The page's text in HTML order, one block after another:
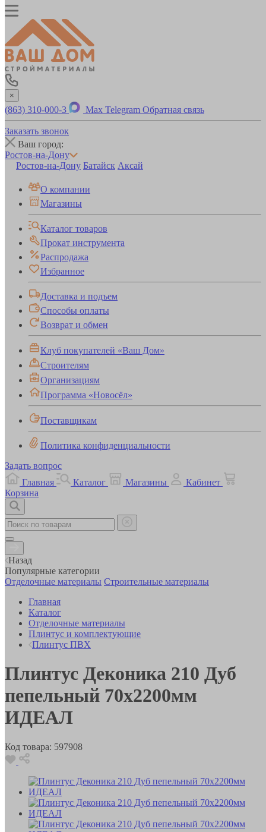
×
(863) 310-000-3 Max Telegram Обратная связь
Заказать звонок
Ваш город:
Ростов-на-Дону
Ростов-на-Дону Батайск Аксай
О компании
Магазины
Каталог товаров
Прокат инструмента
Распродажа
Избранное
Доставка и подъем
Способы оплаты
Возврат и обмен
Клуб покупателей «Ваш Дом»
Строителям
Организациям
Программа «Новосёл»
Поставщикам
Политика конфиденциальности
Задать вопрос
Главная
Каталог Магазины
Кабинет
Корзина
Назад
Популярные категории
Отделочные материалы Строительные материалы
Главная
Каталог
Отделочные материалы
Плинтус и комплектующие
Плинтус ПВХ
Плинтус Деконика 210 Дуб
пепельный 70х2200мм
ИДЕАЛ
Код товара: 597908